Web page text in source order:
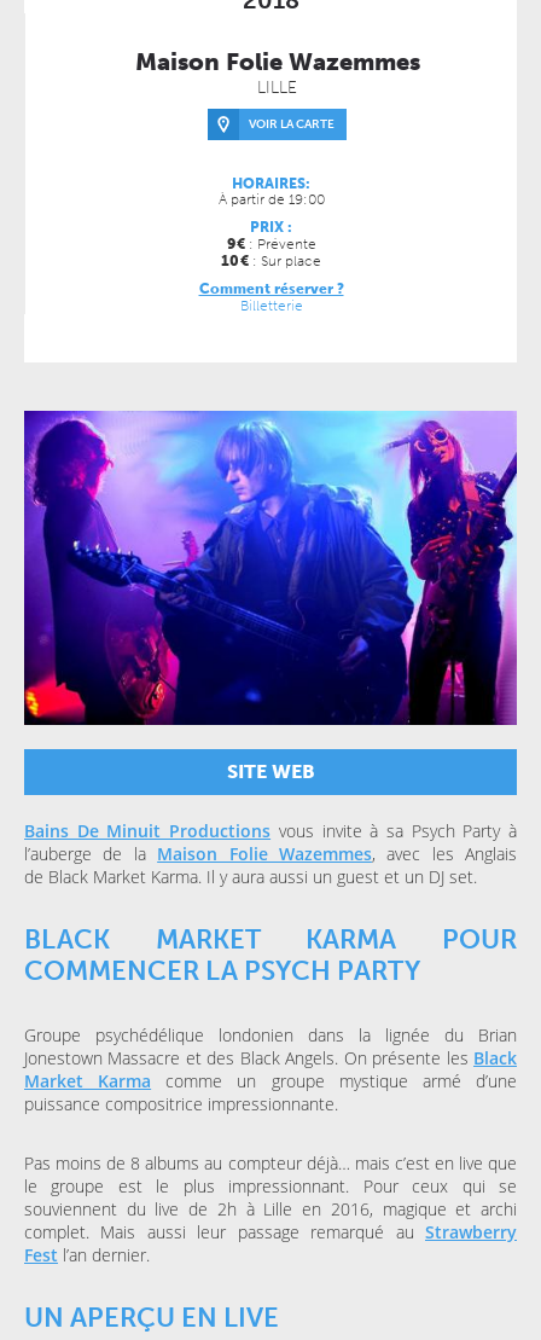
Maison Folie Wazemmes
LILLE
VOIR LA CARTE
HORAIRES:
À partir de 19:00
PRIX :
9€ : Prévente
10€ : Sur place
Comment réserver ?
Billetterie
SITE WEB
Bains De Minuit Productions vous invite à sa Psych Party à
l’auberge de la Maison Folie Wazemmes, avec les Anglais
de Black Market Karma. Il y aura aussi un guest et un DJ set.
BLACK MARKET KARMA POUR
COMMENCER LA PSYCH PARTY
Groupe psychédélique londonien dans la lignée du Brian
Jonestown Massacre et des Black Angels. On présente les Black
Market Karma comme un groupe mystique armé d’une
puissance compositrice impressionnante.
Pas moins de 8 albums au compteur déjà… mais c’est en live que
le groupe est le plus impressionnant. Pour ceux qui se
souviennent du live de 2h à Lille en 2016, magique et archi
complet. Mais aussi leur passage remarqué au Strawberry
Fest l’an dernier.
UN APERÇU EN LIVE